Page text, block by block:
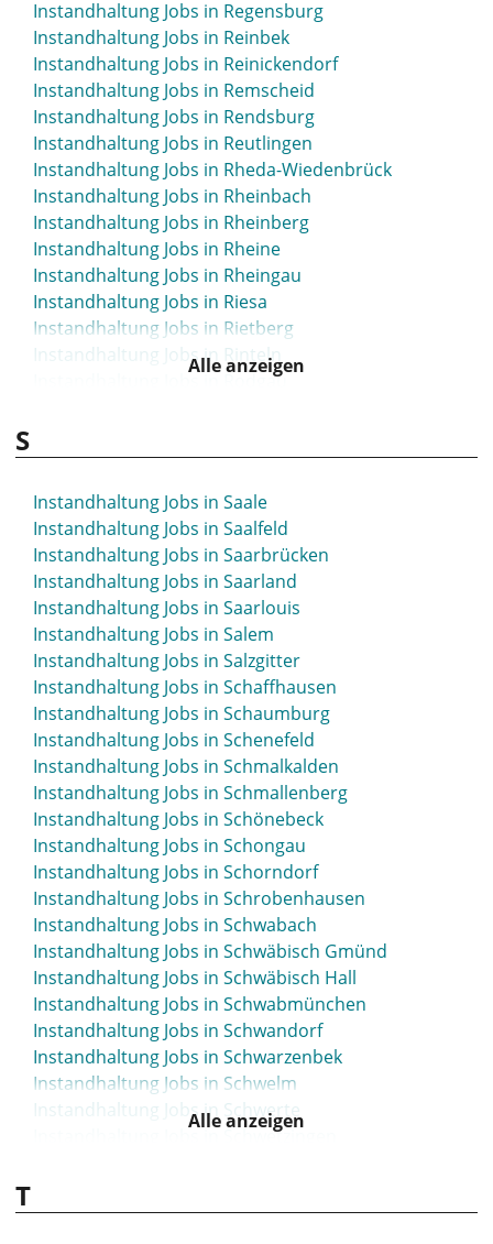
Instandhaltung Jobs in Regensburg
Instandhaltung Jobs in Reinbek
Instandhaltung Jobs in Reinickendorf
Instandhaltung Jobs in Remscheid
Instandhaltung Jobs in Rendsburg
Instandhaltung Jobs in Reutlingen
Instandhaltung Jobs in Rheda-Wiedenbrück
Instandhaltung Jobs in Rheinbach
Instandhaltung Jobs in Rheinberg
Instandhaltung Jobs in Rheine
Instandhaltung Jobs in Rheingau
Instandhaltung Jobs in Riesa
Instandhaltung Jobs in Rietberg
Instandhaltung Jobs in Rinteln
Instandhaltung Jobs in Rodgau
Instandhaltung Jobs in Rottweil
Instandhaltung Jobs in Ruhrpark
Instandhaltung Jobs in Rüsselsheim
Alle anzeigen
S
Instandhaltung Jobs in Saale
Instandhaltung Jobs in Saalfeld
Instandhaltung Jobs in Saarbrücken
Instandhaltung Jobs in Saarland
Instandhaltung Jobs in Saarlouis
Instandhaltung Jobs in Salem
Instandhaltung Jobs in Salzgitter
Instandhaltung Jobs in Schaffhausen
Instandhaltung Jobs in Schaumburg
Instandhaltung Jobs in Schenefeld
Instandhaltung Jobs in Schmalkalden
Instandhaltung Jobs in Schmallenberg
Instandhaltung Jobs in Schönebeck
Instandhaltung Jobs in Schongau
Instandhaltung Jobs in Schorndorf
Instandhaltung Jobs in Schrobenhausen
Instandhaltung Jobs in Schwabach
Instandhaltung Jobs in Schwäbisch Gmünd
Instandhaltung Jobs in Schwäbisch Hall
Instandhaltung Jobs in Schwabmünchen
Instandhaltung Jobs in Schwandorf
Instandhaltung Jobs in Schwarzenbek
Instandhaltung Jobs in Schwelm
Instandhaltung Jobs in Schwerte
Instandhaltung Jobs in Schwetzingen
Instandhaltung Jobs in Sehnde
Alle anzeigen
T